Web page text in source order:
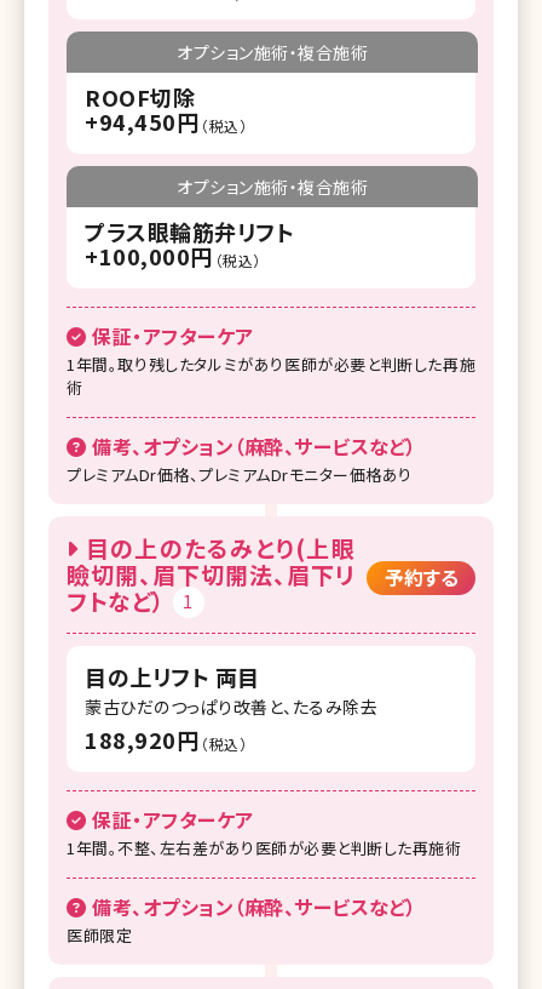
オプション施術・複合施術
ROOF切除
+94,450円 （税込）
オプション施術・複合施術
プラス眼輪筋弁リフト
+100,000円 （税込）
保証・アフターケア
1年間。取り残したタルミがあり医師が必要と判断した再施
術
備考、オプション（麻酔、サービスなど）
プレミアムDr価格、プレミアムDrモニター価格あり
目の上のたるみとり(上眼
瞼切開、眉下切開法、眉下リ
フトなど）
1
予約する
目の上リフト 両目
蒙古ひだのつっぱり改善と、たるみ除去
188,920円 （税込）
保証・アフターケア
1年間。不整、左右差があり医師が必要と判断した再施術
備考、オプション（麻酔、サービスなど）
医師限定